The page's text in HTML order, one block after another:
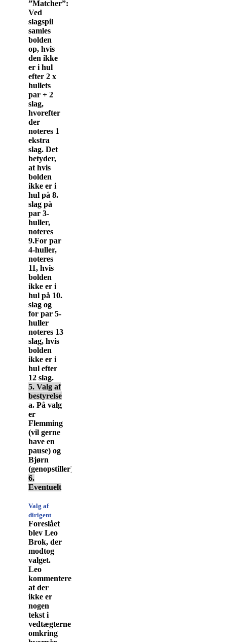
”Matcher”:
Ved
slagspil
samles
bolden
op, hvis
den ikke
er i hul
efter 2 x
hullets
par + 2
slag,
hvorefter
der
noteres 1
ekstra
slag. Det
betyder,
at hvis
bolden
ikke er i
hul på 8.
slag på
par 3-
huller,
noteres
9.For par
4-huller,
noteres
11, hvis
bolden
ikke er i
hul på 10.
slag og
for par 5-
huller
noteres 13
slag, hvis
bolden
ikke er i
hul efter
12 slag.
5. Valg af
bestyrelse
a. På valg
er
Flemming
(vil gerne
have en
pause) og
Bjørn
(genopstiller)
6.
Eventuelt
Valg af
dirigent
Foreslået
blev Leo
Brok, der
modtog
valget.
Leo
kommenterede,
at der
ikke er
nogen
tekst i
vedtægterne
omkring